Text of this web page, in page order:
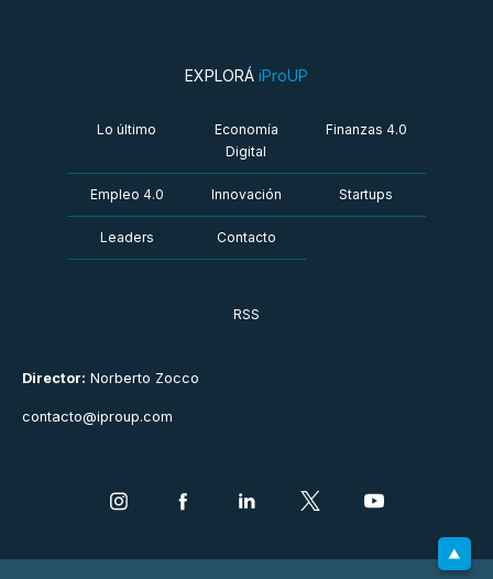
Director: Norberto Zocco
contacto@iproup.com
EXPLORÁ iProUP
Lo último
Economía
Digital
Finanzas 4.0
Empleo 4.0 Innovación Startups
Leaders Contacto
RSS